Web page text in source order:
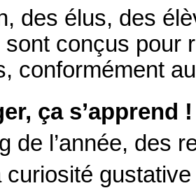
des élus, des
sont conçus pour
conformément
ça s’apprend !
de l’année, des
curiosité